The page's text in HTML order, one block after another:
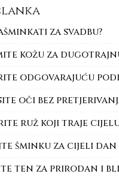
za svadbu?
kožu za
odgovarajuću
oči bez
ruž koji traje
šminku za cijeli
ten za prirodan i